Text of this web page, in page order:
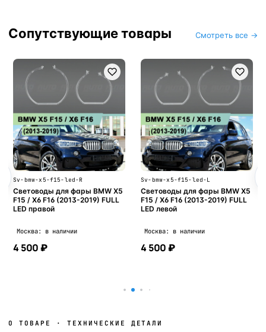
Сопутствующие товары Смотреть все →
Sv-bmw-x5-f15-led-R
Световоды для фары BMW X5
F15 / X6 F16 (2013-2019) FULL
LED правой
Москва: в наличии
4 500 ₽
Sv-bmw-x5-f15-led-L
Световоды для фары BMW X5
F15 / X6 F16 (2013-2019) FULL
LED левой
Москва: в наличии
4 500 ₽
О ТОВАРЕ · ТЕХНИЧЕСКИЕ ДЕТАЛИ